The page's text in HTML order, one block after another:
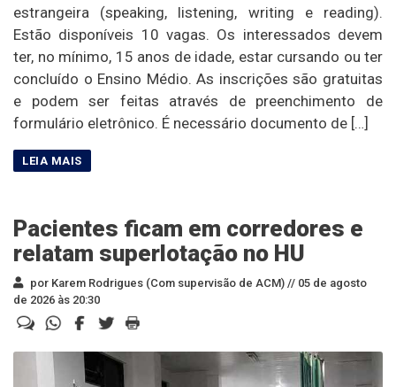
estrangeira (speaking, listening, writing e reading).
Estão disponíveis 10 vagas. Os interessados devem
ter, no mínimo, 15 anos de idade, estar cursando ou ter
concluído o Ensino Médio. As inscrições são gratuitas
e podem ser feitas através de preenchimento de
formulário eletrônico. É necessário documento de […]
Pacientes ficam em corredores e
relatam superlotação no HU
por Karem Rodrigues (Com supervisão de ACM) // 05 de agosto
de 2026 às 20:30